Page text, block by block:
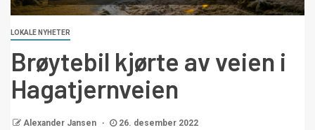
LOKALE NYHETER
Brøytebil kjørte av veien i
Hagatjernveien
Alexander Jansen 26. desember 2022